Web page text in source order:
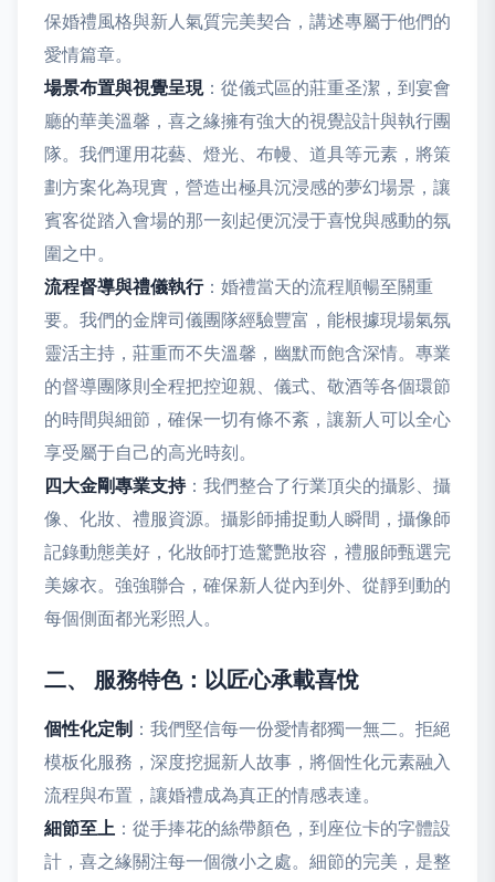
保婚禮風格與新人氣質完美契合，講述專屬于他們的
愛情篇章。
場景布置與視覺呈現：從儀式區的莊重圣潔，到宴會
廳的華美溫馨，喜之緣擁有強大的視覺設計與執行團
隊。我們運用花藝、燈光、布幔、道具等元素，將策
劃方案化為現實，營造出極具沉浸感的夢幻場景，讓
賓客從踏入會場的那一刻起便沉浸于喜悅與感動的氛
圍之中。
流程督導與禮儀執行：婚禮當天的流程順暢至關重
要。我們的金牌司儀團隊經驗豐富，能根據現場氣氛
靈活主持，莊重而不失溫馨，幽默而飽含深情。專業
的督導團隊則全程把控迎親、儀式、敬酒等各個環節
的時間與細節，確保一切有條不紊，讓新人可以全心
享受屬于自己的高光時刻。
四大金剛專業支持：我們整合了行業頂尖的攝影、攝
像、化妝、禮服資源。攝影師捕捉動人瞬間，攝像師
記錄動態美好，化妝師打造驚艷妝容，禮服師甄選完
美嫁衣。強強聯合，確保新人從內到外、從靜到動的
每個側面都光彩照人。
二、 服務特色：以匠心承載喜悅
個性化定制 ：我們堅信每一份愛情都獨一無二。拒絕
模板化服務，深度挖掘新人故事，將個性化元素融入
流程與布置，讓婚禮成為真正的情感表達。
細節至上 ：從手捧花的絲帶顏色，到座位卡的字體設
計，喜之緣關注每一個微小之處。細節的完美，是整